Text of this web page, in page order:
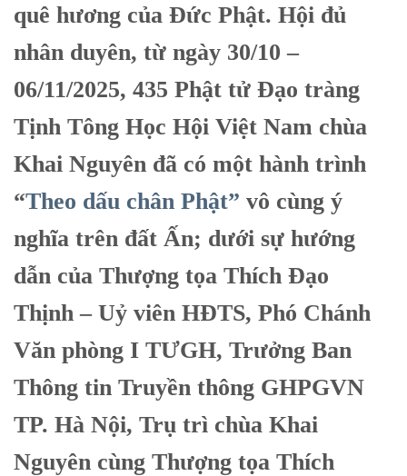
quê hương của Đức Phật. Hội đủ
nhân duyên, từ ngày 30/10 –
06/11/2025, 435 Phật tử Đạo tràng
Tịnh Tông Học Hội Việt Nam chùa
Khai Nguyên đã có một hành trình
“Theo dấu chân Phật” vô cùng ý
nghĩa trên đất Ấn; dưới sự hướng
dẫn của Thượng tọa Thích Đạo
Thịnh – Uỷ viên HĐTS, Phó Chánh
Văn phòng I TƯGH, Trưởng Ban
Thông tin Truyền thông GHPGVN
TP. Hà Nội, Trụ trì chùa Khai
Nguyên cùng Thượng tọa Thích